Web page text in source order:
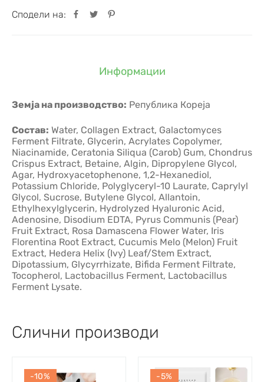
Сподели на:
Информации
Земја на производство: Република Кореја
Состав: Water, Collagen Extract, Galactomyces
Ferment Filtrate, Glycerin, Acrylates Copolymer,
Niacinamide, Ceratonia Siliqua (Carob) Gum, Chondrus
Crispus Extract, Betaine, Algin, Dipropylene Glycol,
Agar, Hydroxyacetophenone, 1,2-Hexanediol,
Potassium Chloride, Polyglyceryl-10 Laurate, Caprylyl
Glycol, Sucrose, Butylene Glycol, Allantoin,
Ethylhexylglycerin, Hydrolyzed Hyaluronic Acid,
Adenosine, Disodium EDTA, Pyrus Communis (Pear)
Fruit Extract, Rosa Damascena Flower Water, Iris
Florentina Root Extract, Cucumis Melo (Melon) Fruit
Extract, Hedera Helix (Ivy) Leaf/Stem Extract,
Dipotassium, Glycyrrhizate, Bifida Ferment Filtrate,
Tocopherol, Lactobacillus Ferment, Lactobacillus
Ferment Lysate.
Слични производи
-10% -5%